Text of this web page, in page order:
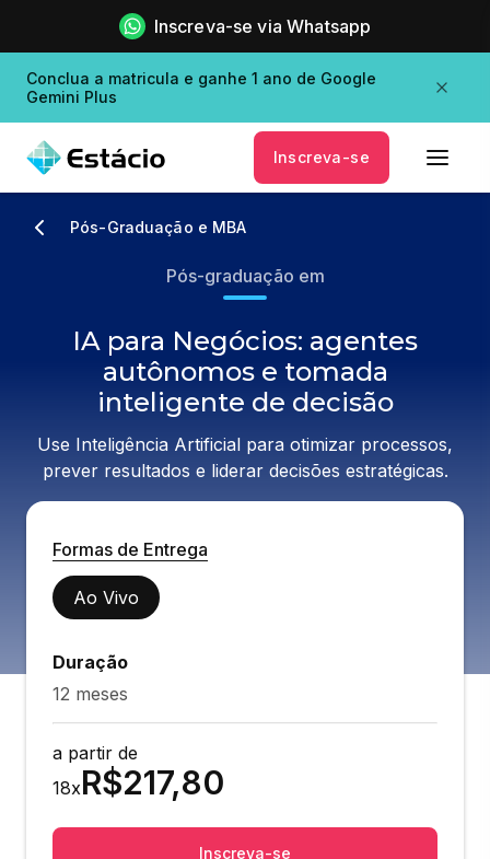
Inscreva-se via Whatsapp
Conclua a matricula e ganhe 1 ano de Google
Gemini Plus
Inscreva-se
Pós-Graduação e MBA
Pós-graduação em
IA para Negócios: agentes
autônomos e tomada
inteligente de decisão
Use Inteligência Artificial para otimizar processos,
prever resultados e liderar decisões estratégicas.
Formas de Entrega
Ao Vivo
Duração
12 meses
a partir de
18xR$217,80
Inscreva-se